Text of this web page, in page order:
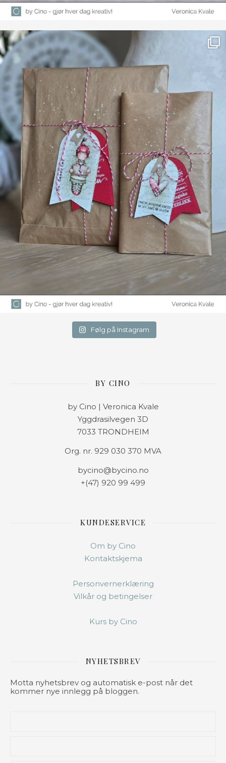
Farge
Følg på Instagram
BY CINO
by Cino | Veronica Kvale
Yggdrasilvegen 3D
7033 TRONDHEIM
Org. nr. 929 030 370 MVA
bycino@bycino.no
+(47) 920 99 499
KUNDESERVICE
Om by Cino
Kontaktskjema
Personvernerklæring
Vilkår og betingelser
Kurs by Cino
NYHETSBREV
Motta nyhetsbrev og automatisk e-post når det
kommer nye innlegg på bloggen.